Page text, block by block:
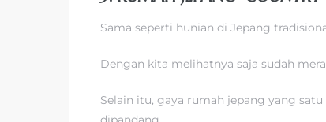
Sama seperti hunian di Jepang
Dengan kita melihatnya saja sudah
Selain itu, gaya rumah jepang yang